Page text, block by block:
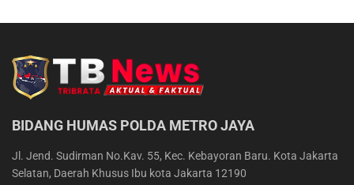
BIDANG HUMAS POLDA METRO JAYA
Jl. Jend. Sudirman No.Kav. 55, Kec. Kebayoran Baru. Kota Jakarta
Selatan, Daerah Khusus Ibu kota Jakarta 12190